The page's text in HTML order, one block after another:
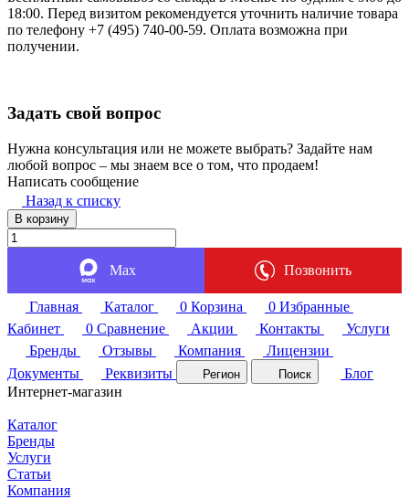
18:00. Перед визитом рекомендуется уточнить наличие товара
по телефону +7 (495) 740-00-59. Оплата возможна при
получении.
Задать свой вопрос
Нужна консультация или не можете выбрать? Задайте нам
любой вопрос – мы знаем все о том, что продаем!
Написать сообщение
Назад к списку
В корзину
Max Позвонить
Главная Каталог 0 Корзина 0 Избранные
Кабинет
0 Сравнение Акции Контакты
Услуги
Бренды
Отзывы Компания
Лицензии
Документы
Реквизиты Регион Поиск
Блог
Интернет-магазин
Каталог
Бренды
Услуги
Статьи
Компания